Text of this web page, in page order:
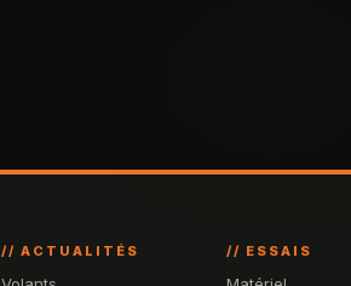
// ACTUALITÉS // ESSAIS